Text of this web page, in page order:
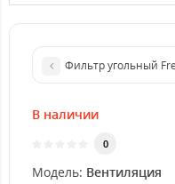
Фильтр угольный
В наличии
0
Модель: Вентиляция